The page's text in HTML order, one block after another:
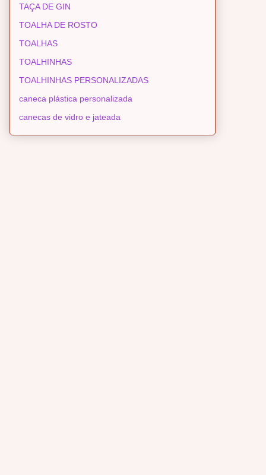
TAÇA DE GIN
TOALHA DE ROSTO
TOALHAS
TOALHINHAS
TOALHINHAS PERSONALIZADAS
caneca plástica personalizada
canecas de vidro e jateada